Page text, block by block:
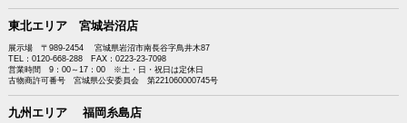
東北エリア 宮城岩沼店
展示場 〒989-2454 宮城県岩沼市南長谷字鳥井木87
TEL：0120-668-288 FAX：0223-23-7098
営業時間 9：00～17：00 ※土・日・祝日は定休日
古物商許可番号 宮城県公安委員会 第221060000745号
九州エリア 福岡糸島店